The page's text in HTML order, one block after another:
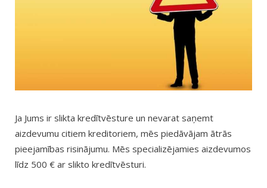
Ja Jums ir slikta kredītvēsture un nevarat saņemt
aizdevumu citiem kreditoriem, mēs piedāvājam ātrās
pieejamības risinājumu. Mēs specializējamies aizdevumos
līdz 500 € ar slikto kredītvēsturi.